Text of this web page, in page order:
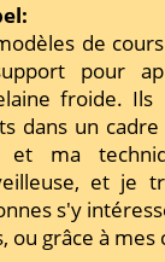
de
pour
froide.
dans un
et ma
et je
s'y
ou grâce à mes